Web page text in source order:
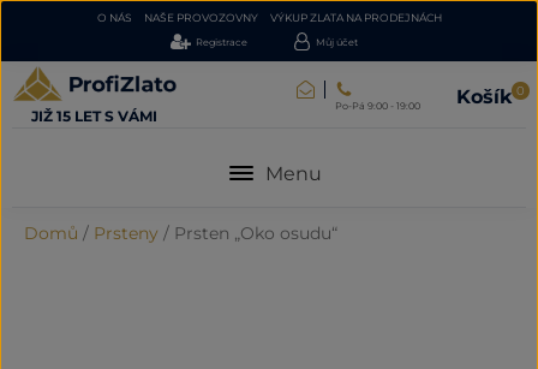
O NÁS NAŠE PROVOZOVNY VÝKUP ZLATA NA PRODEJNÁCH
Registrace Můj účet
JIŽ 15 LET S VÁMI
Po-Pá 9:00 - 19:00 Košík 0
Menu
Domů / Prsteny / Prsten „Oko osudu“